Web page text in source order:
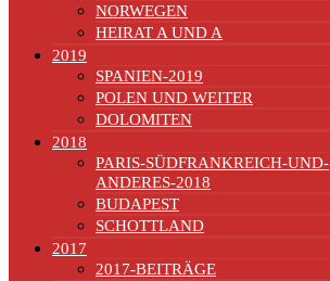
NORWEGEN
HEIRAT A UND A
2019
SPANIEN-2019
POLEN UND WEITER
DOLOMITEN
2018
PARIS-SÜDFRANKREICH-UND-
ANDERES-2018
BUDAPEST
SCHOTTLAND
2017
2017-BEITRÄGE